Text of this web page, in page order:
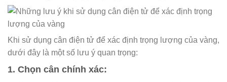
Khi sử dụng cân điện tử để xác định trọng lượng của vàng,
dưới đây là một số lưu ý quan trọng:
1. Chọn cân chính xác: